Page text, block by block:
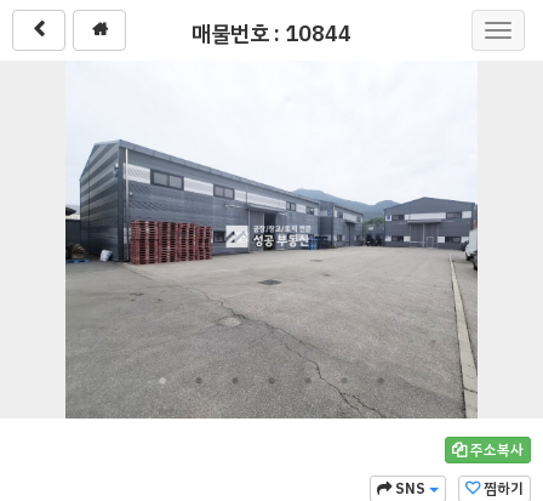
매물번호 : 10844
주소복사
찜하기
SNS